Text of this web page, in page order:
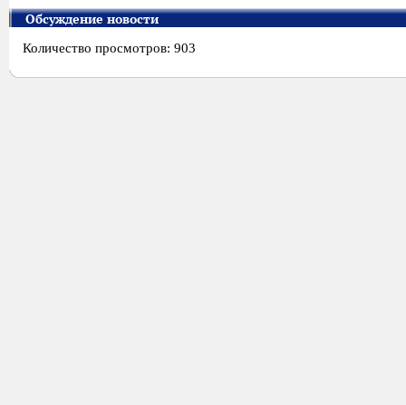
Обсуждение новости
Количество просмотров: 903